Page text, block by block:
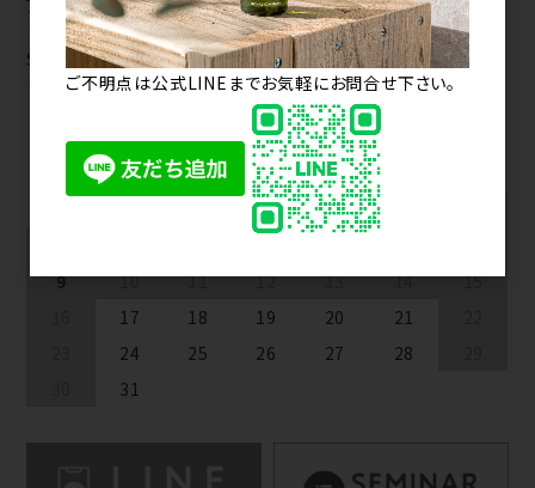
アニマルフレンドリー（Animal-Friendly）
SALE
2026年8月
月 火 水 木
9
10 11 12 13 14
15
17 18 19 20 21
24 25 26 27 28
31
ご不明点は公式LINEまでお気軽にお問合せ下さい。